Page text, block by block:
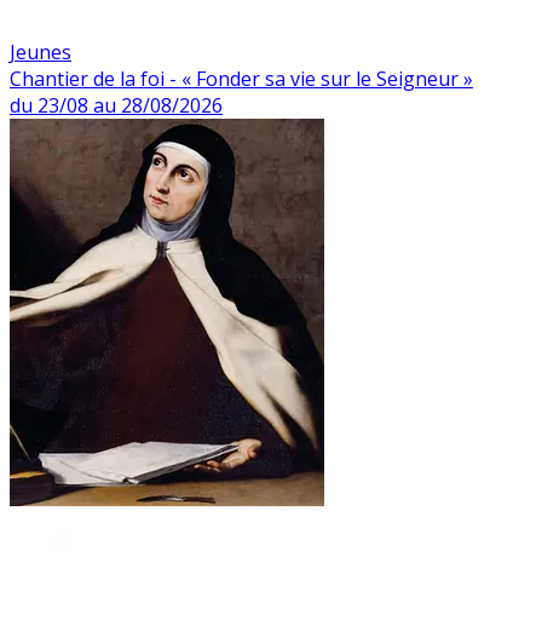
Jeunes
Chantier de la foi - « Fonder sa vie sur le Seigneur »
du 23/08 au 28/08/2026